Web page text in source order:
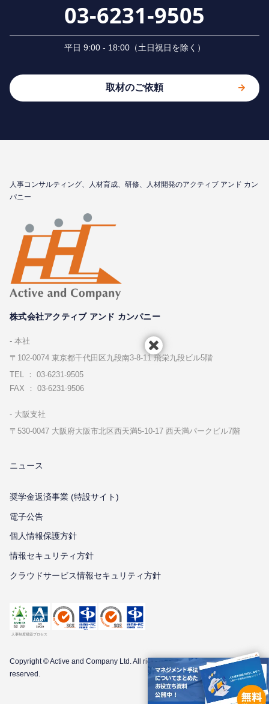
03-6231-9505
平⽇ 9:00 - 18:00（⼟⽇祝⽇を除く）
取材のご依頼
⼈事コンサルティング、⼈材育成、研修、⼈材開発のアクティブ アンド カン
パニー
株式会社アクティブ アンド カンパニー
本社
〒102-0074 東京都千代⽥区九段南3-8-11 飛栄九段ビル5階
TEL ： 03-6231-9505
FAX ： 03-6231-9506
⼤阪⽀社
〒530-0047 ⼤阪府⼤阪市北区⻄天満5-10-17 ⻄天満パークビル7階
ニュース
奨学金返済事業 (特設サイト)
電子公告
個⼈情報保護⽅針
情報セキュリティ⽅針
クラウドサービス情報セキュリティ方針
Copyright © Active and Company Ltd. All rights
reserved.